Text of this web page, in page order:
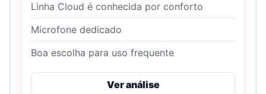
Linha Cloud é conhecida por conforto
Microfone dedicado
Boa escolha para uso frequente
Ver análise